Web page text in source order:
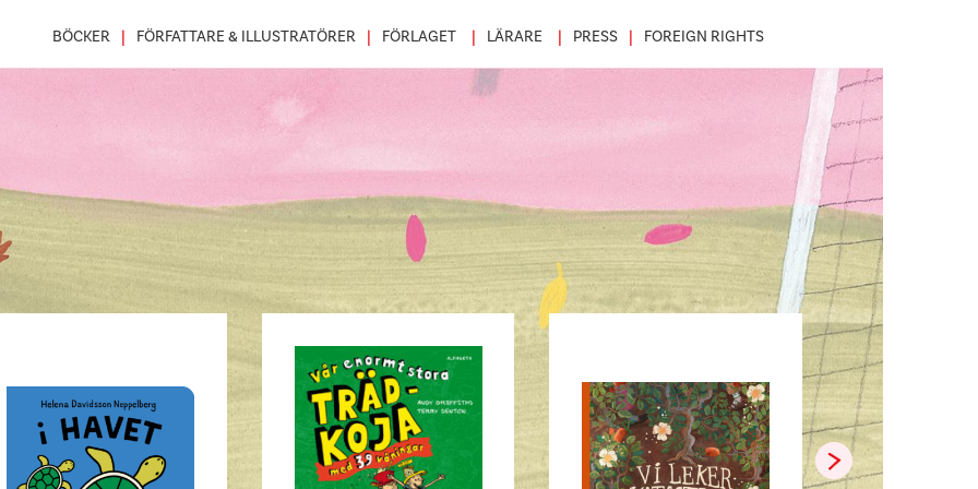
BÖCKER FÖRFATTARE & ILLUSTRATÖRER FÖRLAGET LÄRARE PRESS FOREIGN RIGHTS